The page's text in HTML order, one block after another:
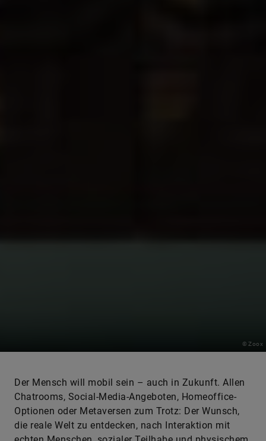
© Zoox
Der Mensch will mobil sein – auch in Zukunft. Allen
Chatrooms, Social-Media-Angeboten, Homeoffice-
Optionen oder Metaversen zum Trotz: Der Wunsch,
die reale Welt zu entdecken, nach Interaktion mit